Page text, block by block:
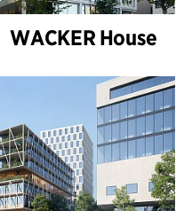
WACKER House